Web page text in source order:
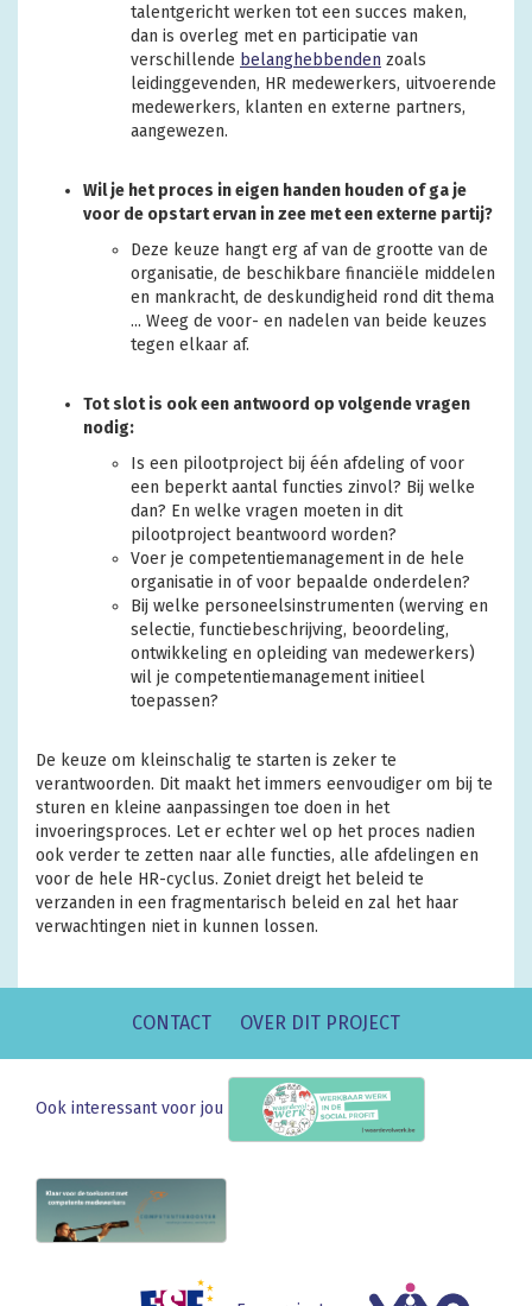
talentgericht werken tot een succes maken,
dan is overleg met en participatie van
verschillende belanghebbenden zoals
leidinggevenden, HR medewerkers, uitvoerende
medewerkers, klanten en externe partners,
aangewezen.
Wil je het proces in eigen handen houden of ga je
voor de opstart ervan in zee met een externe partij?
Deze keuze hangt erg af van de grootte van de
organisatie, de beschikbare financiële middelen
en mankracht, de deskundigheid rond dit thema
... Weeg de voor- en nadelen van beide keuzes
tegen elkaar af.
Tot slot is ook een antwoord op volgende vragen
nodig:
Is een pilootproject bij één afdeling of voor
een beperkt aantal functies zinvol? Bij welke
dan? En welke vragen moeten in dit
pilootproject beantwoord worden?
Voer je competentiemanagement in de hele
organisatie in of voor bepaalde onderdelen?
Bij welke personeelsinstrumenten (werving en
selectie, functiebeschrijving, beoordeling,
ontwikkeling en opleiding van medewerkers)
wil je competentiemanagement initieel
toepassen?
De keuze om kleinschalig te starten is zeker te
verantwoorden. Dit maakt het immers eenvoudiger om bij te
sturen en kleine aanpassingen toe doen in het
invoeringsproces. Let er echter wel op het proces nadien
ook verder te zetten naar alle functies, alle afdelingen en
voor de hele HR-cyclus. Zoniet dreigt het beleid te
verzanden in een fragmentarisch beleid en zal het haar
verwachtingen niet in kunnen lossen.
CONTACT OVER DIT PROJECT
Ook interessant voor jou